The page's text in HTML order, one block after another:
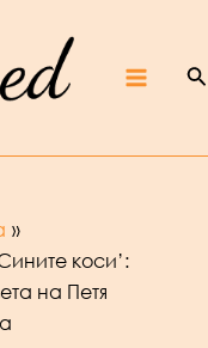
Menu
коси’:
на Петя